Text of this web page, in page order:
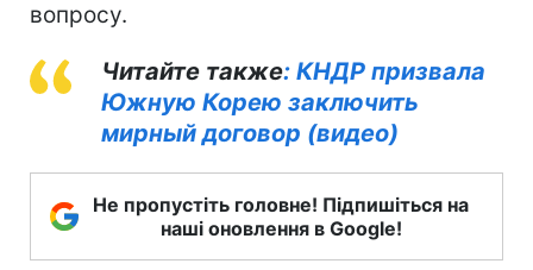
вопросу.
Читайте также: КНДР призвала
Южную Корею заключить
мирный договор (видео)
Не пропустіть головне! Підпишіться на
наші оновлення в Google!